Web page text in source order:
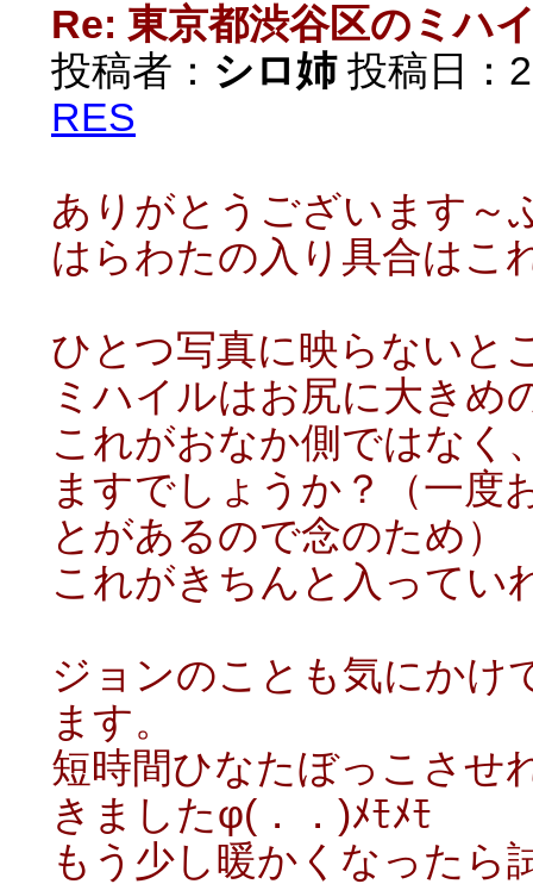
Re: 東京都渋谷区のミハ
投稿者： シロ姉投稿日：
RES
ありがとうございます～
はらわたの入り具合はこ
ひとつ写真に映らないと
ミハイルはお尻に大きめ
これがおなか側ではなく
ますでしょうか？（一度
とがあるので念のため）
これがきちんと入ってい
ジョンのことも気にかけ
ます。
短時間ひなたぼっこさせ
きましたφ(．．)ﾒﾓﾒﾓ
もう少し暖かくなったら